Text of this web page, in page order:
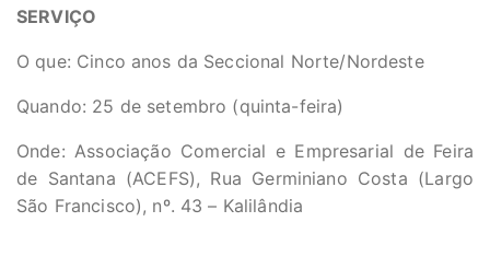
SERVIÇO
O que: Cinco anos da Seccional Norte/Nordeste
Quando: 25 de setembro (quinta-feira)
Onde: Associação Comercial e Empresarial de Feira
de Santana (ACEFS), Rua Germiniano Costa (Largo
São Francisco), nº. 43 – Kalilândia